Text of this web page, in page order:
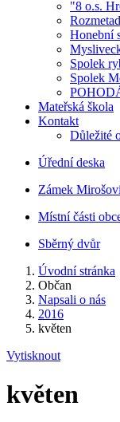
"8 o.s.
Honební
Spolek
Spolek
Mateřská škola
Kontakt
Důležité
Úřední deska
Zámek
Místní části
Sběrný dvůr
Úvodní stránka
Občan
Napsali o nás
2016
květen
Vytisknout
květen